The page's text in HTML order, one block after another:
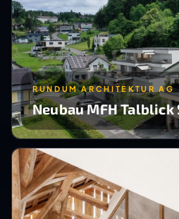
RUNDUM ARCHITEKTUR AG
Neubau MFH